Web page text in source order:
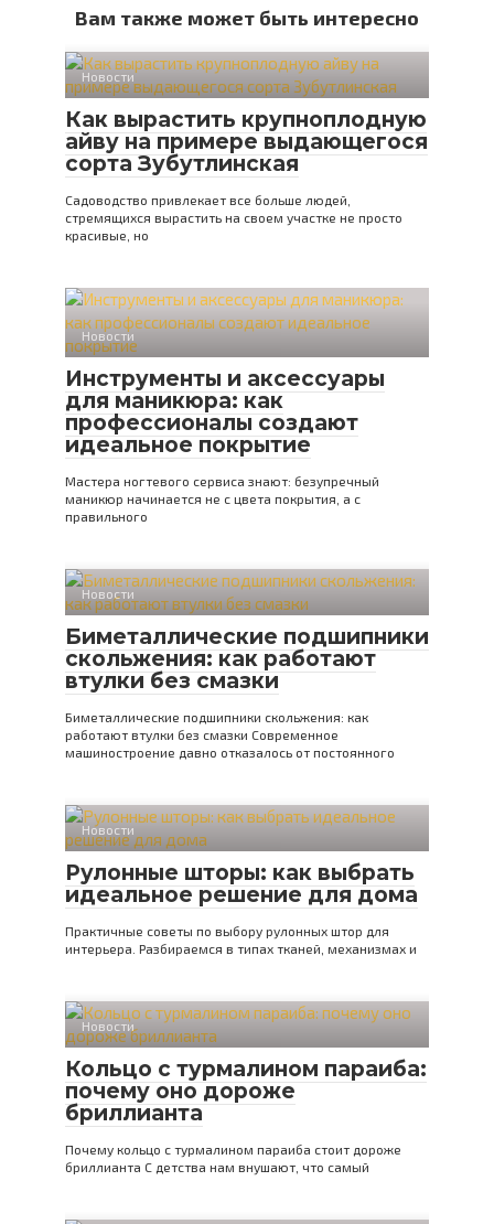
Вам также может быть интересно
Новости
Как вырастить крупноплодную
айву на примере выдающегося
сорта Зубутлинская
Садоводство привлекает все больше людей,
стремящихся вырастить на своем участке не просто
красивые, но
Новости
Инструменты и аксессуары
для маникюра: как
профессионалы создают
идеальное покрытие
Мастера ногтевого сервиса знают: безупречный
маникюр начинается не с цвета покрытия, а с
правильного
Новости
Биметаллические подшипники
скольжения: как работают
втулки без смазки
Биметаллические подшипники скольжения: как
работают втулки без смазки Современное
машиностроение давно отказалось от постоянного
Новости
Рулонные шторы: как выбрать
идеальное решение для дома
Практичные советы по выбору рулонных штор для
интерьера. Разбираемся в типах тканей, механизмах и
Новости
Кольцо с турмалином параиба:
почему оно дороже
бриллианта
Почему кольцо с турмалином параиба стоит дороже
бриллианта С детства нам внушают, что самый